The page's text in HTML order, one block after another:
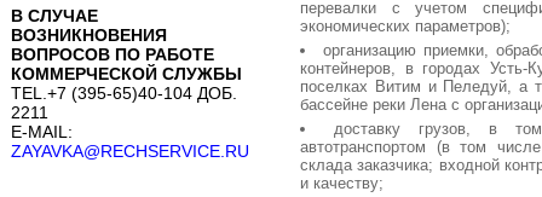
перевалки с учетом
экономических параметров);
организацию приемки,
контейнеров, в городах
поселках Витим и Пеледуй, а
бассейне реки Лена с
доставку грузов, в
автотранспортом (в том
склада заказчика; входной
и качеству;
В СЛУЧАЕ
ВОЗНИКНОВЕНИЯ
ВОПРОСОВ ПО РАБОТЕ
КОММЕРЧЕСКОЙ СЛУЖБЫ
TEL.+7 (395-65)40-104 ДОБ.
2211
E-MAIL:
ZAYAVKA@RECHSERVICE.RU